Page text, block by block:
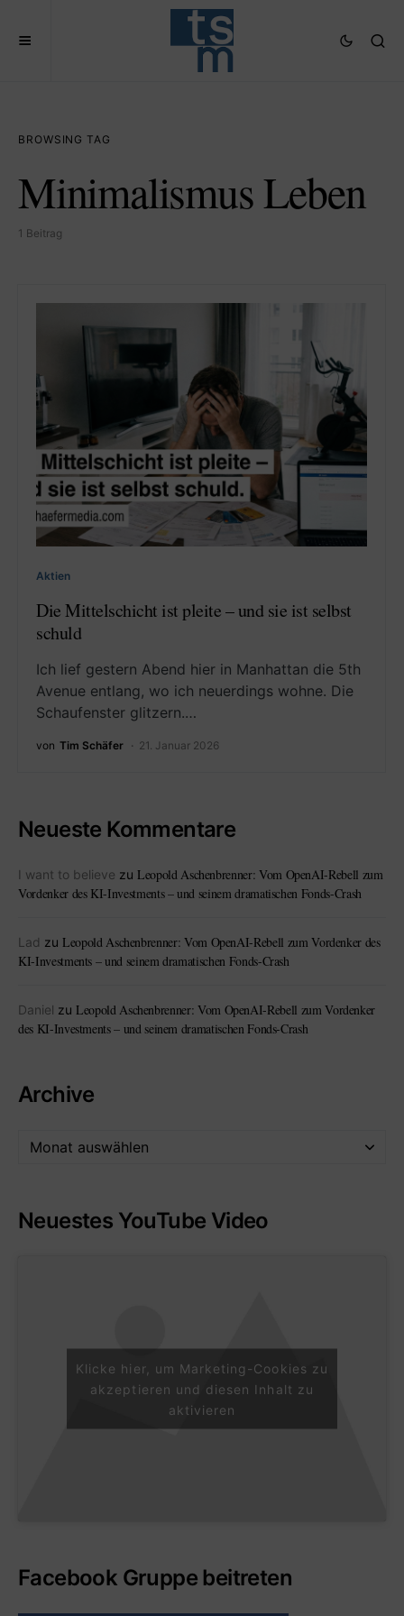
BROWSING TAG
Minimalismus Leben
1 Beitrag
Aktien
Die Mittelschicht ist pleite – und sie ist selbst
schuld
Ich lief gestern Abend hier in Manhattan die 5th
Avenue entlang, wo ich neuerdings wohne. Die
Schaufenster glitzern.…
von Tim Schäfer 21. Januar 2026
Neueste Kommentare
I want to believe zu Leopold Aschenbrenner: Vom OpenAI-Rebell zum
Vordenker des KI-Investments – und seinem dramatischen Fonds-Crash
Lad zu Leopold Aschenbrenner: Vom OpenAI-Rebell zum Vordenker des
KI-Investments – und seinem dramatischen Fonds-Crash
Daniel zu Leopold Aschenbrenner: Vom OpenAI-Rebell zum Vordenker
des KI-Investments – und seinem dramatischen Fonds-Crash
Archive
Neuestes YouTube Video
Klicke hier, um Marketing-Cookies zu
akzeptieren und diesen Inhalt zu
aktivieren
Facebook Gruppe beitreten